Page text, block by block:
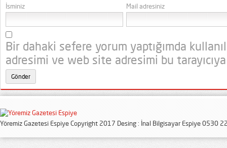
İsminiz Mail adresiniz
Bir dahaki sefere yorum yaptığımda
adresimi ve web site adresimi bu
Yöremiz Gazetesi Espiye Copyright 2017 Desing : İnal Bilgisayar Espiye 0530